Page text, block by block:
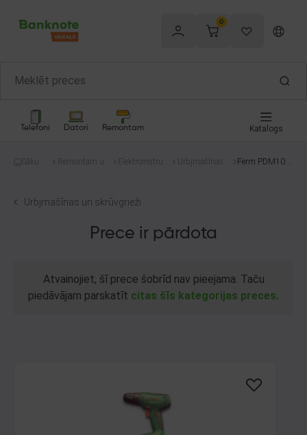
0
Telefoni Datori Remontam Katalogs
Sākum
Remontam un
Elektroinstrum
Urbjmašīnas u
Ferm PDM105
Urbjmašīnas un skrūvgrieži
Prece ir pārdota
Atvainojiet, šī prece šobrīd nav pieejama. Taču
piedāvājam parskatīt citas šīs kategorijas preces.